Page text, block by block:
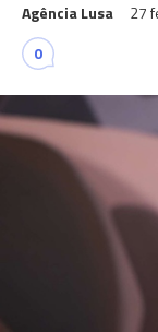
Agência Lusa 27
0